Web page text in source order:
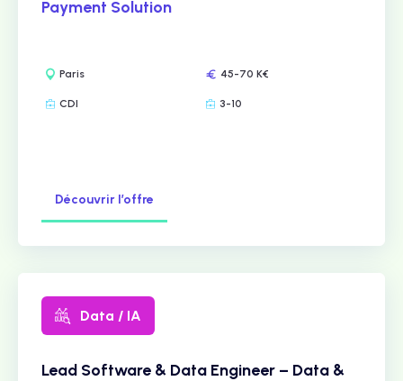
Payment Solution
Paris 45-70 K€
CDI 3-10
Découvrir l’offre
Data / IA
Lead Software & Data Engineer – Data &